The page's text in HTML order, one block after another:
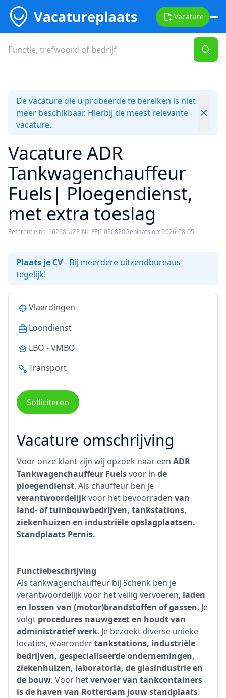
Vacature
De vacature die u probeerde te bereiken is niet
meer beschikbaar. Hierbij de meest relevante
vacature.
Vacature ADR
Tankwagenchauffeur
Fuels| Ploegendienst,
met extra toeslag
Referentie nr.: 16268-UZP-NL-FPC-050820Geplaats op: 2026-08-05
Plaats je CV- Bij meerdere uitzendbureaus
tegelijk!
Vlaardingen
Loondienst
LBO - VMBO
Transport
Solliciteren
Vacature omschrijving
Voor onze klant zijn wij opzoek naar een ADR
Tankwagenchauffeur Fuelsvoor in de
ploegendienst. Als chauffeur ben je
verantwoordelijkvoor het bevoorraden van
land- of tuinbouwbedrijven, tankstations,
ziekenhuizen en industriële opslagplaatsen.
Standplaats Pernis.
Functiebeschrijving
Als tankwagenchauffeur bij Schenk ben je
verantwoordelijk voor het veilig vervoeren, laden
en lossen van (motor)brandstoffen of gassen. Je
volgt procedures nauwgezet en houdt van
administratief werk. Je bezoekt diverse unieke
locaties, waarondertankstations, industriële
bedrijven, gespecialiseerde ondernemingen,
ziekenhuizen, laboratoria, de glasindustrie en
de bouw. Voor hetvervoer van tankcontainers
is de haven van Rotterdam jouw standplaats.